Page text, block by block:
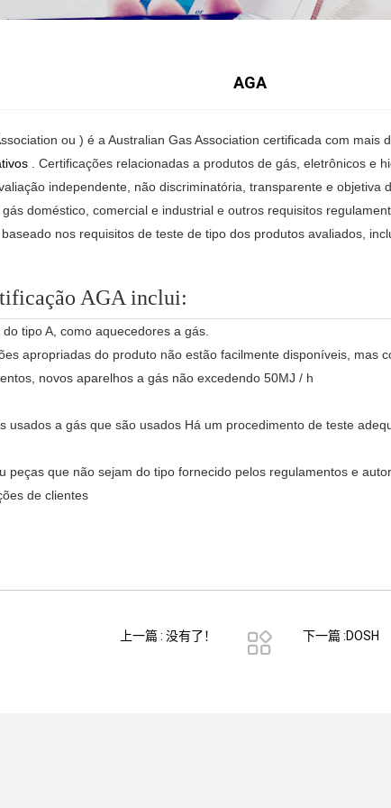
AGA
ou ) é a Australian Gas Association certificada com mais
Certificações relacionadas a produtos de gás, eletrônicos e
independente, não discriminatória, transparente e objetiva
doméstico, comercial e industrial e outros requisitos
nos requisitos de teste de tipo dos produtos avaliados,
AGA inclui:
tipo A, como aquecedores a gás.
apropriadas do produto não estão facilmente disponíveis, mas
novos aparelhos a gás não excedendo 50MJ / h
usados a gás que são usados Há um procedimento de teste
peças que não sejam do tipo fornecido pelos regulamentos e
de clientes
上一篇 : 没有了！  下一篇 :DOSH